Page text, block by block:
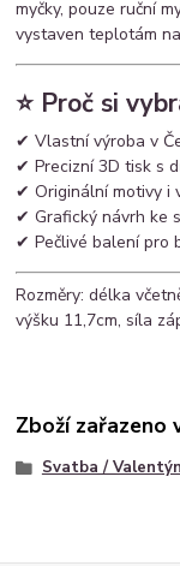
myčky, pouze ruční
vystaven teplotám
⭐ Proč si
✔ Vlastní výroba v
✔ Precizní 3D tisk s
✔ Originální motivy i
✔ Grafický návrh ke
✔ Pečlivé balení pro
Rozměry: délka
výšku 11,7cm, síla
Zboží zařazeno
Svatba / Valentýn